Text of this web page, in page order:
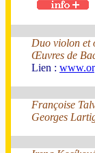
Duo violon et
Œuvres de
Lien :
Françoise
Georges